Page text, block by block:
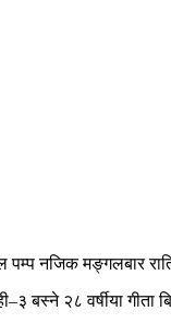
नजिक मङ्गलबार
बस्ने २८ वर्षीया